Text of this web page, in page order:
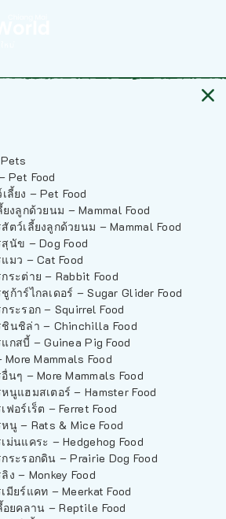
Pet Food
ลี้ยง – Pet Food
งลูกด้วยนม – Mammal Food
ตว์เลี้ยงลูกด้วยนม – Mammal Food
นัข – Dog Food
มว – Cat Food
ระต่าย – Rabbit Food
ก้าร์ไกลเดอร์ – Sugar Glider Food
ระรอก – Squirrel Food
ชินชิล่า – Chinchilla Food
กสบี้ – Guinea Pig Food
Mammals Food
นๆ – More Mammals Food
นูแฮมสเตอร์ – Hamster Food
ฟอร์เร็ต – Ferret Food
นู – Rats & Mice Food
ม่นแคระ – Hedgehog Food
ระรอกดิน – Prairie Dog Food
ง – Monkey Food
มียร์แคท – Meerkat Food
อยคลาน – Reptile Food